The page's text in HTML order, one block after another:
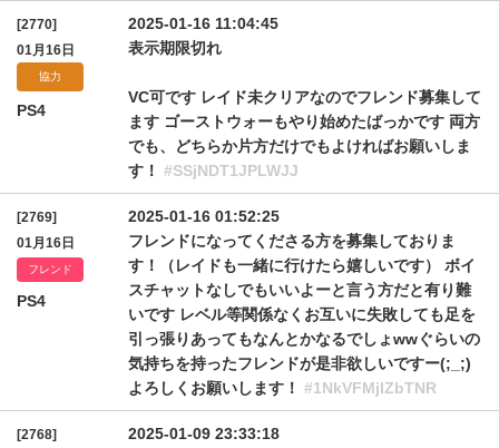
[2770]
01月16日
協力
PS4
2025-01-16 11:04:45
表示期限切れ
VC可です レイド未クリアなのでフレンド募集して
ます ゴーストウォーもやり始めたばっかです 両方
でも、どちらか片方だけでもよければお願いしま
す！ #SSjNDT1JPLWJJ
[2769]
01月16日
フレンド
PS4
2025-01-16 01:52:25
フレンドになってくださる方を募集しておりま
す！（レイドも一緒に行けたら嬉しいです） ボイ
スチャットなしでもいいよーと言う方だと有り難
いです レベル等関係なくお互いに失敗しても足を
引っ張りあってもなんとかなるでしょwwぐらいの
気持ちを持ったフレンドが是非欲しいですー(;_;)
よろしくお願いします！ #1NkVFMjlZbTNR
[2768]
2025-01-09 23:33:18